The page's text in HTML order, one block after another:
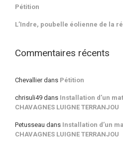
Pétition
L’Indre, poubelle éolienne de la
Commentaires récents
Chevallierdans Pétition
chrisuli49 dans Installation d’un
CHAVAGNES LUIGNE TERRANJOU
Petusseau dans Installation d’un
CHAVAGNES LUIGNE TERRANJOU